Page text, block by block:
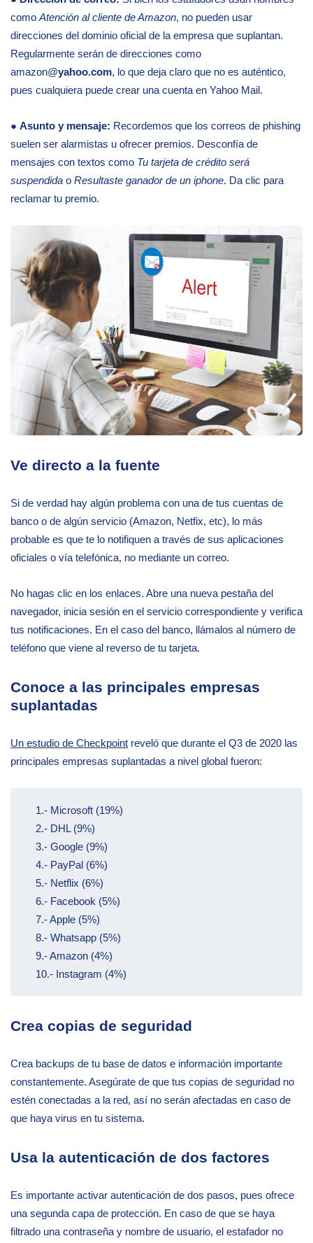
como Atención al cliente de Amazon, no pueden usar
direcciones del dominio oficial de la empresa que suplantan.
Regularmente serán de direcciones como
amazon@yahoo.com, lo que deja claro que no es auténtico,
pues cualquiera puede crear una cuenta en Yahoo Mail.
● Asunto y mensaje: Recordemos que los correos de phishing
suelen ser alarmistas u ofrecer premios. Desconfía de
mensajes con textos como Tu tarjeta de crédito será
suspendida o Resultaste ganador de un iphone. Da clic para
reclamar tu premio.
Ve directo a la fuente
Si de verdad hay algún problema con una de tus cuentas de
banco o de algún servicio (Amazon, Netfix, etc), lo más
probable es que te lo notifiquen a través de sus aplicaciones
oficiales o vía telefónica, no mediante un correo.
No hagas clic en los enlaces. Abre una nueva pestaña del
navegador, inicia sesión en el servicio correspondiente y verifica
tus notificaciones. En el caso del banco, llámalos al número de
teléfono que viene al reverso de tu tarjeta.
Conoce a las principales empresas
suplantadas
Un estudio de Checkpoint reveló que durante el Q3 de 2020 las
principales empresas suplantadas a nivel global fueron:
1.- Microsoft (19%)
2.- DHL (9%)
3.- Google (9%)
4.- PayPal (6%)
5.- Netflix (6%)
6.- Facebook (5%)
7.- Apple (5%)
8.- Whatsapp (5%)
9.- Amazon (4%)
10.- Instagram (4%)
Crea copias de seguridad
Crea backups de tu base de datos e información importante
constantemente. Asegúrate de que tus copias de seguridad no
estén conectadas a la red, así no serán afectadas en caso de
que haya virus en tu sistema.
Usa la autenticación de dos factores
Es importante activar autenticación de dos pasos, pues ofrece
una segunda capa de protección. En caso de que se haya
filtrado una contraseña y nombre de usuario, el estafador no